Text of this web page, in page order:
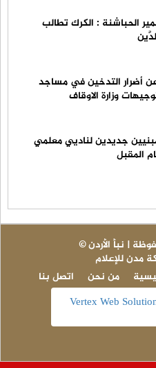
الحباشنة : الكرك تطالب
أضرار التدخين في مساجد
وزارة الاوقاف
جديدين لناديي معلمي
المقبل
مدن للإعلام
اتصل بنا
من نحن